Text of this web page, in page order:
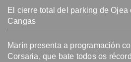
El cierre total del parking de
Cangas
Marín presenta a programación
Corsaria, que bate todos os